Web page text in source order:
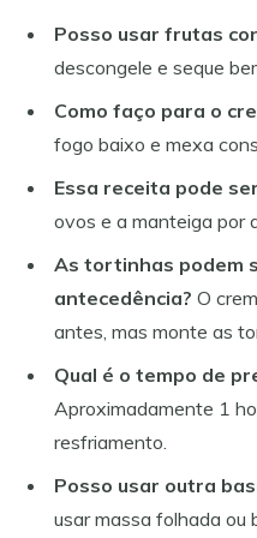
Posso usar frutas
descongele e seque
Como faço para o
fogo baixo e mexa
Essa receita pode
ovos e a manteiga por
As tortinhas podem
antecedência? O
antes, mas monte as
Qual é o tempo de
Aproximadamente 1
resfriamento.
Posso usar outra
usar massa folhada ou